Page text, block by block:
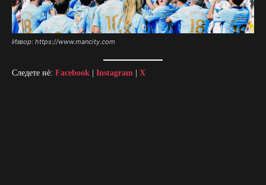
Извор: https://www.mancity.com
Следете нè: Facebook Instagram X